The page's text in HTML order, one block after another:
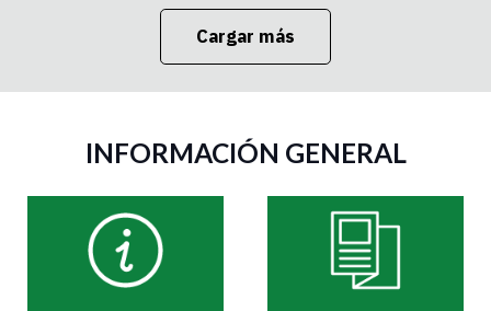
Cargar más
INFORMACIÓN GENERAL